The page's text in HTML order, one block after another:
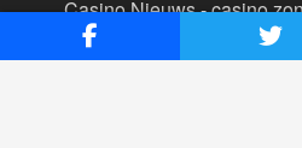
Casino Nieuws-casino
buitenlandse site
beste